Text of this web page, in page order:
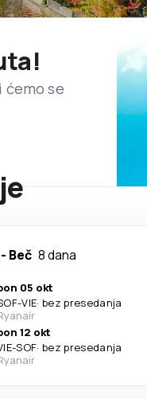
ćemo se
- Beč 8 dana
05 okt
-VIE· bez presedanja
12 okt
-SOF· bez presedanja